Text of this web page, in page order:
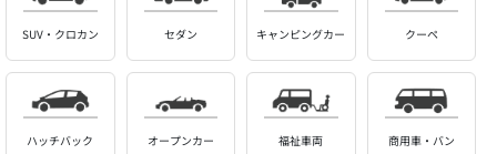
SUV・クロカン セダン キャンピングカー クーペ
ハッチバック オープンカー 福祉車両 商用車・バン